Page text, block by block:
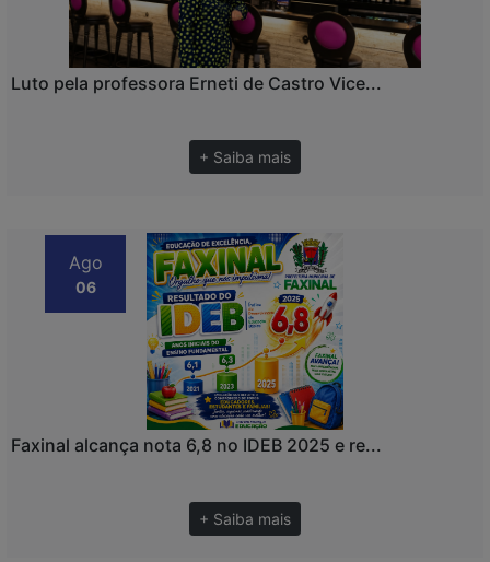
Luto pela professora Erneti de Castro Vice...
+ Saiba mais
Ago
06
Faxinal alcança nota 6,8 no IDEB 2025 e re...
+ Saiba mais